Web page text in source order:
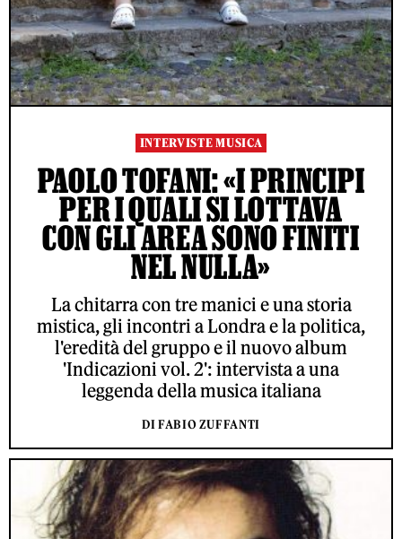
INTERVISTE MUSICA
PAOLO TOFANI: «I PRINCIPI
PER I QUALI SI LOTTAVA
CON GLI AREA SONO FINITI
NEL NULLA»
La chitarra con tre manici e una storia
mistica, gli incontri a Londra e la politica,
l'eredità del gruppo e il nuovo album
'Indicazioni vol. 2': intervista a una
leggenda della musica italiana
DI FABIO ZUFFANTI